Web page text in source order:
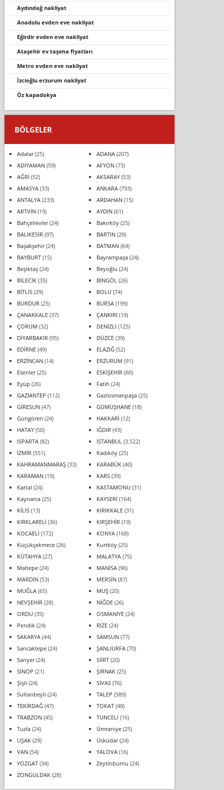
aydındağ nakliyat
anadolu evden eve nakliyat
eği̇rdi̇r evden eve nakli̇yat
ataşehir ev taşıma fiyatları
metro evden eve nakliyat
i̇zcioğlu erzurum nakliyat
öz kapadokya
BÖLGELER
Adalar(25) ADANA(207)
ADIYAMAN(59) AFYON(73)
AĞRI (52) AKSARAY(53)
AMASYA(33) ANKARA(793)
ANTALYA(233) ARDAHAN(15)
ARTVİN(19) AYDIN(61)
Bahçelievler(24) Bakırköy(25)
BALIKESİR (97) BARTIN(29)
Başakşehir(24) BATMAN(64)
BAYBURT(15) Bayrampaşa(24)
Beşiktaş(24) Beyoğlu (24)
BİLECİK(35) BİNGÖL (26)
BİTLİS(29) BOLU (74)
BURDUR (25) BURSA(199)
ÇANAKKALE(37) ÇANKIRI (19)
ÇORUM (32) DENİZLİ (125)
DİYARBAKIR (95) DÜZCE(39)
EDİRNE(49) ELAZIĞ(52)
ERZİNCAN(14) ERZURUM (91)
Esenler(25) ESKİŞEHİR (60)
Eyüp (26) Fatih (24)
GAZİANTEP (112) Gaziosmanpaşa(25)
GİRESUN(47) GÜMÜŞHANE(18)
Güngören (24) HAKKARİ (12)
HATAY(50) IĞDIR (43)
ISPARTA(82) İSTANBUL (3.522)
İZMİR (551) Kadıköy(25)
KAHRAMANMARAŞ(33) KARABÜK(40)
KARAMAN(19) KARS(39)
Kartal (24) KASTAMONU (31)
Kaynarca(25) KAYSERİ (164)
KİLİS(13) KIRIKKALE(31)
KIRKLARELİ (36) KIRŞEHİR (19)
KOCAELİ (172) KONYA(168)
Küçükçekmece(26) Kurtköy(25)
KÜTAHYA(27) MALATYA(75)
Maltepe(24) MANİSA(96)
MARDİN(53) MERSİN(87)
MUĞLA(65) MUŞ(20)
NEVŞEHİR (28) NİĞDE(26)
ORDU (35) OSMANİYE(24)
Pendik(24) RİZE(24)
SAKARYA(44) SAMSUN(77)
Sancaktepe(24) ŞANLIURFA(70)
Sarıyer(24) SİİRT(20)
SİNOP (21) ŞIRNAK(25)
Şişli (24) SİVAS(76)
Sultanbeyli (24) TALEP (589)
TEKİRDAĞ(47) TOKAT(48)
TRABZON(45) TUNCELİ (16)
Tuzla(24) Ümraniye(25)
UŞAK(29) Üsküdar(24)
VAN(54) YALOVA(16)
YOZGAT(34) Zeytinburnu (24)
ZONGULDAK(28)